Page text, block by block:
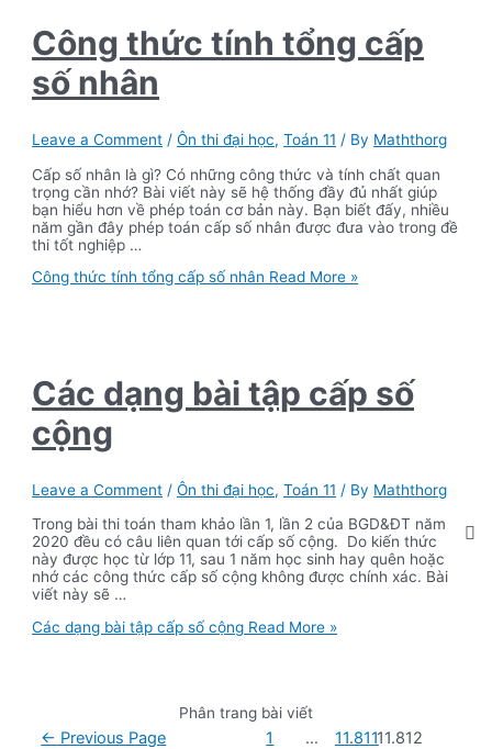
Công thức tính tổng cấp
số nhân
Leave a Comment /Ôn thi đại học,Toán 11 / By Maththorg
Cấp số nhân là gì? Có những công thức và tính chất quan
trọng cần nhớ? Bài viết này sẽ hệ thống đầy đủ nhất giúp
bạn hiểu hơn về phép toán cơ bản này. Bạn biết đấy, nhiều
năm gần đây phép toán cấp số nhân được đưa vào trong đề
thi tốt nghiệp …
Công thức tính tổng cấp số nhân Read More »
Các dạng bài tập cấp số
cộng
Leave a Comment /Ôn thi đại học,Toán 11 / By Maththorg
Trong bài thi toán tham khảo lần 1, lần 2 của BGD&ĐT năm
2020 đều có câu liên quan tới cấp số cộng. Do kiến thức
này được học từ lớp 11, sau 1 năm học sinh hay quên hoặc
nhớ các công thức cấp số cộng không được chính xác. Bài
viết này sẽ …
Các dạng bài tập cấp số cộng Read More »
Phân trang bài viết
← Previous Page 1 … 11.81111.812